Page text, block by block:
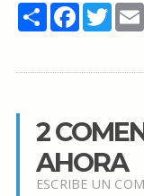
Share Facebook
Twitter
2
AHORA
ESCRIBE UN